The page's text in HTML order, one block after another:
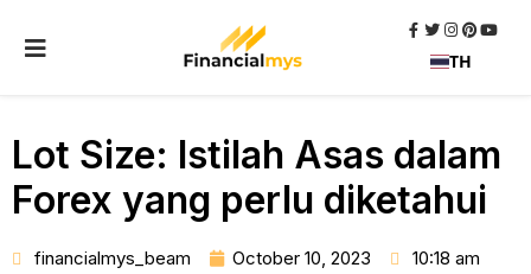
TH
Lot Size: Istilah Asas dalam
Forex yang perlu diketahui
financialmys_beam October 10, 2023 10:18 am